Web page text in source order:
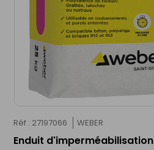
Réf : 27197066 WEBER
Enduit